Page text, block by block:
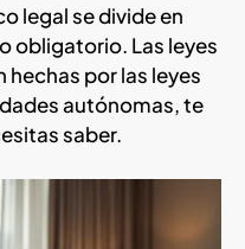
legal se divide en
obligatorio. Las leyes
por las leyes
autónomas, te
saber.